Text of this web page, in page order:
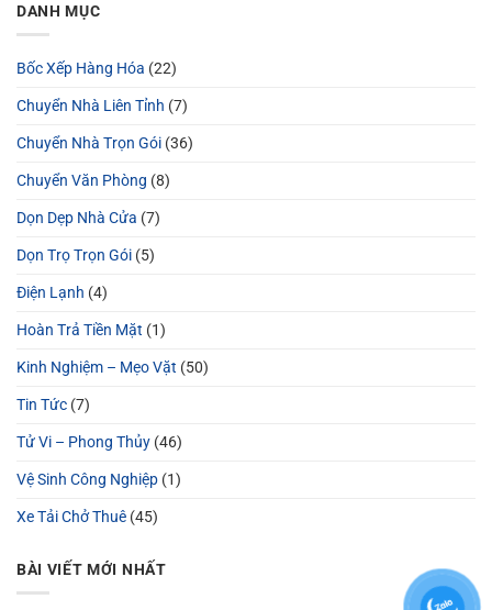
DANH MỤC
Bốc Xếp Hàng Hóa (22)
Chuyển Nhà Liên Tỉnh (7)
Chuyển Nhà Trọn Gói (36)
Chuyển Văn Phòng (8)
Dọn Dẹp Nhà Cửa (7)
Dọn Trọ Trọn Gói (5)
Điện Lạnh (4)
Hoàn Trả Tiền Mặt (1)
Kinh Nghiệm – Mẹo Vặt (50)
Tin Tức (7)
Tử Vi – Phong Thủy (46)
Vệ Sinh Công Nghiệp (1)
Xe Tải Chở Thuê (45)
BÀI VIẾT MỚI NHẤT